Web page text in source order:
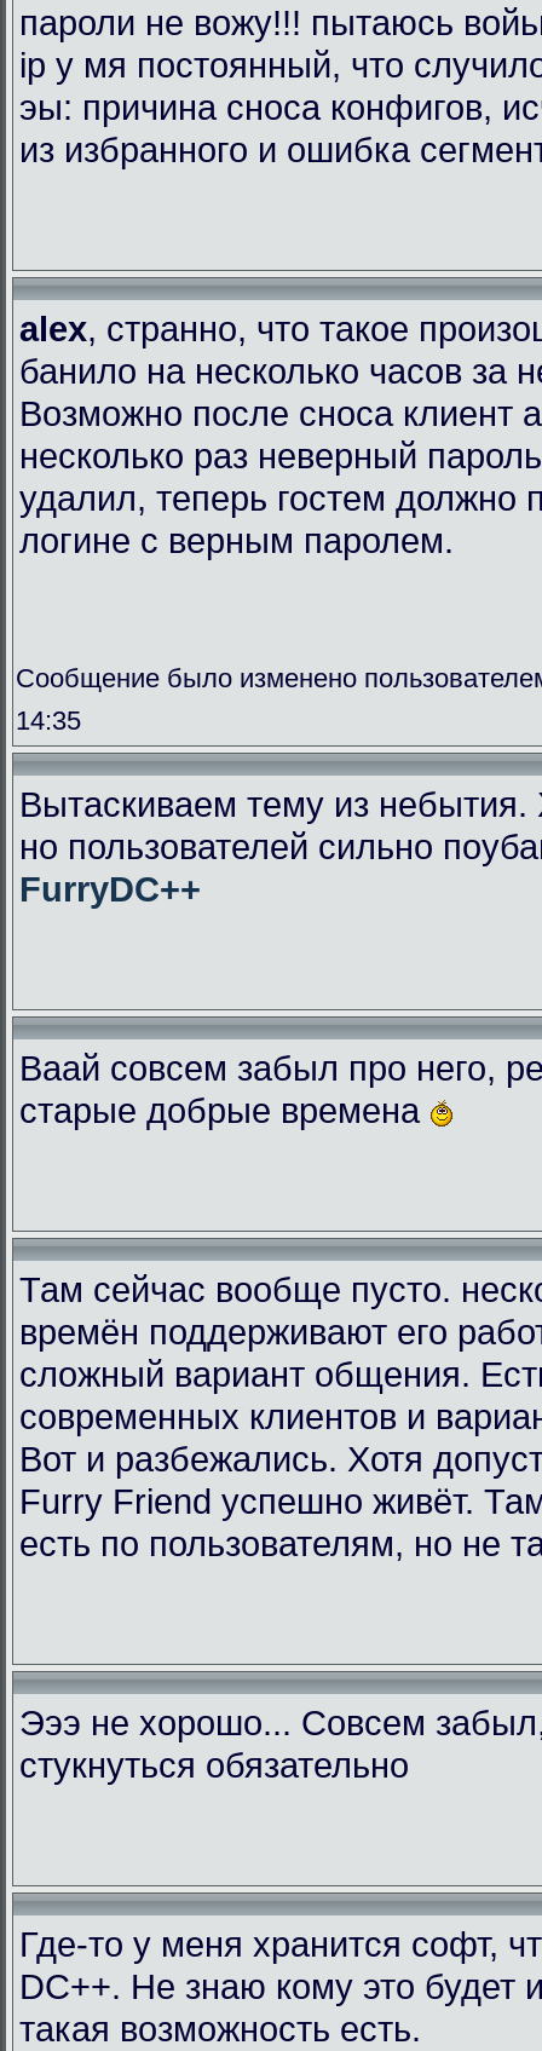
пароли не вожу!!! пытаюсь
ip у мя постоянный, что
эы: причина сноса конфигов,
из избранного и ошибка
alex, странно, что такое
банило на несколько часов за
Возможно после сноса клиент
несколько раз неверный
удалил, теперь гостем должно
логине с верным паролем.
Сообщение было изменено
14:35
Вытаскиваем тему из
но пользователей сильно
FurryDC++
Ваай совсем забыл про него,
старые добрые времена
Там сейчас вообще пусто.
времён поддерживают его
сложный вариант общения.
современных клиентов и
Вот и разбежались. Хотя
Furry Friend успешно живёт.
есть по пользователям, но не
Эээ не хорошо... Совсем
стукнуться обязательно
Где-то у меня хранится софт,
DC++. Не знаю кому это будет
такая возможность есть.